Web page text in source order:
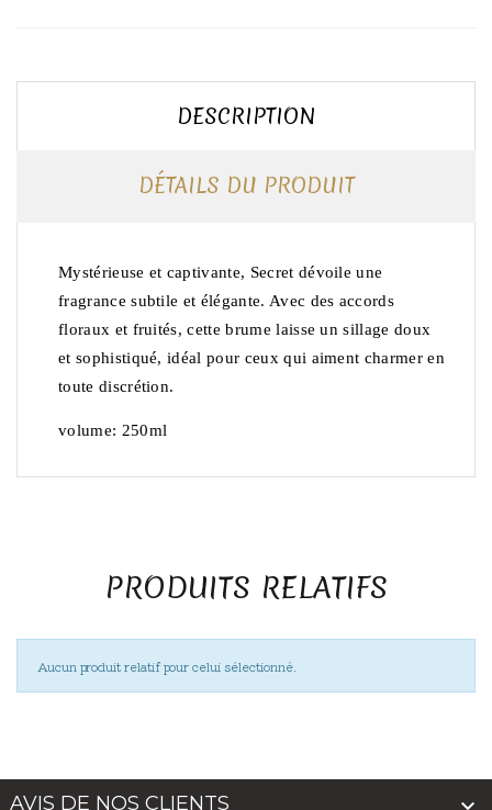
DESCRIPTION
DÉTAILS DU PRODUIT
Mystérieuse et captivante, Secret dévoile une
fragrance subtile et élégante. Avec des accords
floraux et fruités, cette brume laisse un sillage doux
et sophistiqué, idéal pour ceux qui aiment charmer en
toute discrétion.
volume: 250ml
PRODUITS RELATIFS
Aucun produit relatif pour celui sélectionné.
AVIS DE NOS CLIENTS